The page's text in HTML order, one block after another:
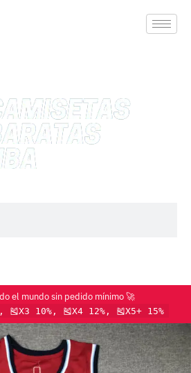
el mundo sin pedido mínimo 🚀
🎽X3 10%, 🎽X4 12%, 🎽X5+ 15%